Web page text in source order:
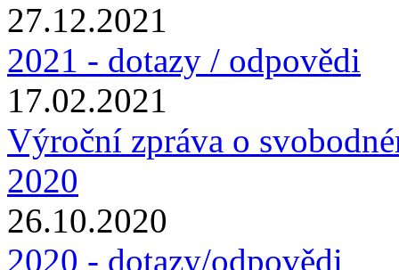
27.12.2021
2021 - dotazy / odpovědi
17.02.2021
Výroční zpráva o
2020
26.10.2020
2020 - dotazy/odpovědi